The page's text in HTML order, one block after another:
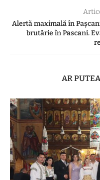
Alertă maximală în
brutărie în Pascani.
AR